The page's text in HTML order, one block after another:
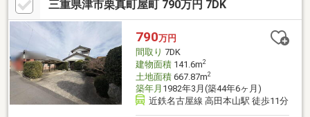
洋室 真空ガラス交換・パントリー扉取付☆2025年リフォーム
内容：1階和室（畳→フローリング張り替え・収納造作）
三重県津市栗真町屋町 790万円 7DK
790万円
間取り 7DK
建物面積141.6m2
土地面積667.87m2
築年月 1982年3月(築44年6ヶ月)
近鉄名古屋線 高田本山駅 徒歩11分